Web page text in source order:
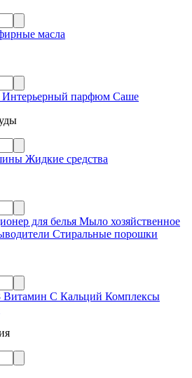
масла
Интерьерный парфюм Саше
Жидкие средства
для белья Мыло хозяйственное
Стиральные порошки
Витамин С Кальций Комплексы